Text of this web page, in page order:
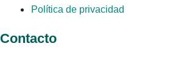
Política de privacidad
Contacto